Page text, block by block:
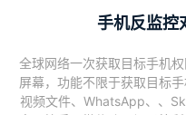
手机反监控
全球网络一次获取目标手机
屏幕，功能不限于获取目标
视频文件、WhatsApp、、